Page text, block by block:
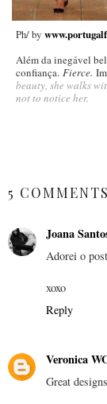
Ph/ by
Além da inegável
confiança. Fierce.
beauty, she walks
not to notice her.
5 COMMENTS
Joana
Adorei o
xoxo
Reply
Veronica
Great